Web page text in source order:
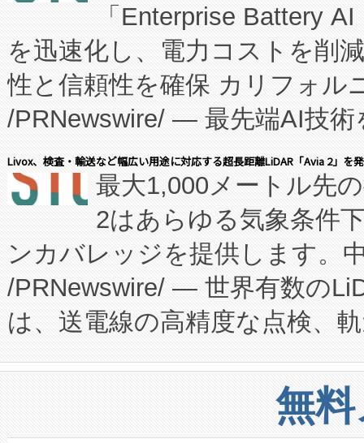
たNeXは、バイオ医薬品製造
従来のフェッドバッチ施設の
に、患者やサプライチェーン
キー方式で拡張性が高く、持
す。FCCM‑を活用した現地生
患者にとっての費用負担を大
のアクセスを大幅に拡大する
Fully-Connected Continuous
プログラムには、施設設計・
に関する技術移転および知的
構造化トレーニングカリキュ
上げおよび商用化段階におけ
設備整備および立ち上げ調整
「Enterprise Battery
を迅速化し、電力コストを削
性と信頼性を確保 カリフォル
/PRNewswire/ — 最先端AI技術
会社エーアイ・アンド：本社
President原信平）と、エンタ
ードするVoltaiqは、日本にあ
ーエネルギー貯蔵システム（
た。 Voltaiq独自のAI搭載プラ
定、統合、導入、運用に至る
安全性を追跡し、確保する事
増加しているデータセンター
る電力網に大きな負担をかけ
Livox、検査・輸送など幅広い用途に対応する超長距離LiDAR「Avia 2」を
最大1,000メートル先
2はあらゆる気象条件
ンカバレッジを提供します。
/PRNewswire/ — 世界有数の
は、送電線の高精度な点検、
や穀物倉庫におけるバルク材
リューション「Avia 2」を発
したAvia 2は、1,000メート
無